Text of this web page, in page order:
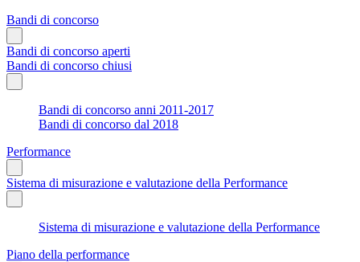
Bandi di concorso
Bandi di concorso aperti
Bandi di concorso chiusi
Bandi di concorso anni 2011-2017
Bandi di concorso dal 2018
Performance
Sistema di misurazione e valutazione della Performance
Sistema di misurazione e valutazione della Performance
Piano della performance